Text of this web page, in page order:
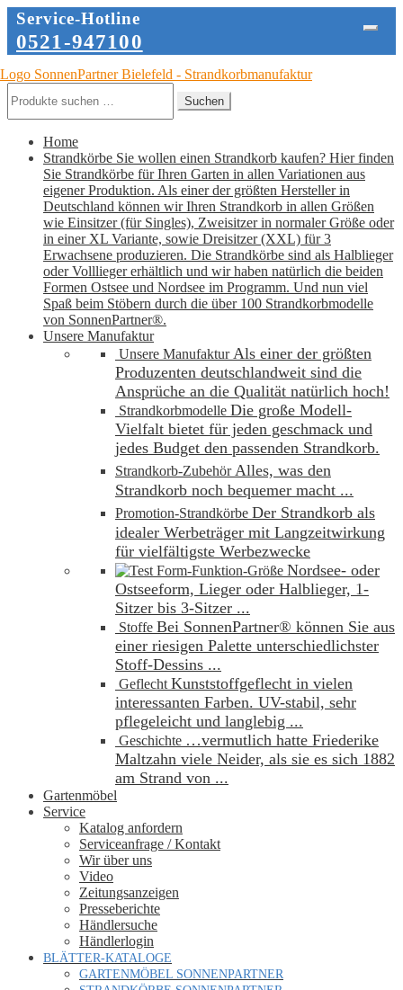
Service-Hotline
0521-947100
Zur
springen
Zum
springen
nach:
Suchen
Home
Strandkörbe Sie wollen einen Strandkorb kaufen? Hier finden
Sie Strandkörbe für Ihren Garten in allen Variationen aus
eigener Produktion. Als einer der größten Hersteller in
Deutschland können wir Ihren Strandkorb in allen Größen
wie Einsitzer (für Singles), Zweisitzer in normaler Größe oder
in einer XL Variante, sowie Dreisitzer (XXL) für 3
Erwachsene produzieren. Die Strandkörbe sind als Halblieger
oder Volllieger erhältlich und wir haben natürlich die beiden
Formen Ostsee und Nordsee im Programm. Und nun viel
Spaß beim Stöbern durch die über 100 Strandkorbmodelle
von SonnenPartner®.
Unsere Manufaktur
Unsere Manufaktur Als einer der größten
Produzenten deutschlandweit sind die
Ansprüche an die Qualität natürlich hoch!
Strandkorbmodelle Die große Modell-
Vielfalt bietet für jeden geschmack und
jedes Budget den passenden Strandkorb.
Strandkorb-Zubehör Alles, was den
Strandkorb noch bequemer macht ...
Promotion-Strandkörbe Der Strandkorb als
idealer Werbeträger mit Langzeitwirkung
für vielfältigste Werbezwecke
Form-Funktion-Größe Nordsee- oder
Ostseeform, Lieger oder Halblieger, 1-
Sitzer bis 3-Sitzer ...
Stoffe Bei SonnenPartner® können Sie aus
einer riesigen Palette unterschiedlichster
Stoff-Dessins ...
Geflecht Kunststoffgeflecht in vielen
interessanten Farben. UV-stabil, sehr
pflegeleicht und langlebig ...
Geschichte …vermutlich hatte Friederike
Maltzahn viele Neider, als sie es sich 1882
am Strand von ...
Gartenmöbel
Service
Katalog anfordern
Serviceanfrage / Kontakt
Wir über uns
Video
Zeitungsanzeigen
Presseberichte
Händlersuche
Händlerlogin
BLÄTTER-KATALOGE
GARTENMÖBEL SONNENPARTNER